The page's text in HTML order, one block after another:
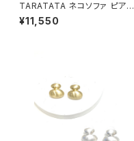
TARATATA ネコソファ ピアス
#4
¥11,550